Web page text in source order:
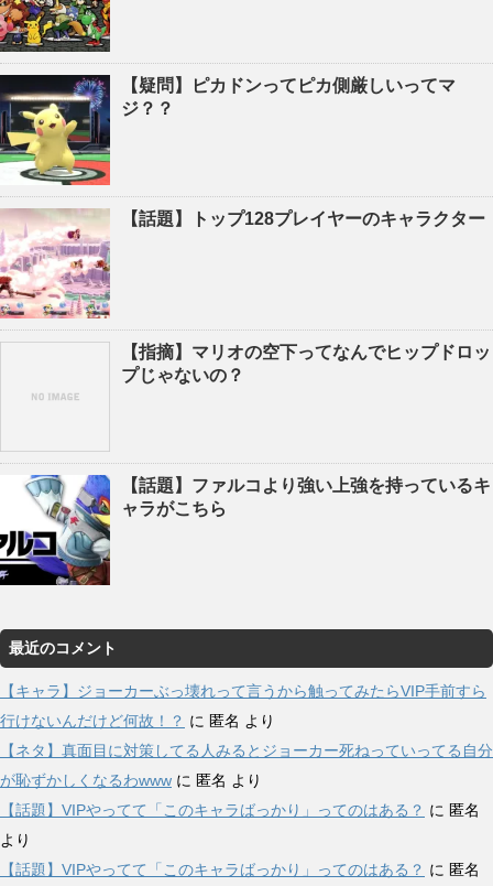
【疑問】ピカドンってピカ側厳しいってマ
ジ？？
【話題】トップ128プレイヤーのキャラクター
【指摘】マリオの空下ってなんでヒップドロッ
プじゃないの？
【話題】ファルコより強い上強を持っているキ
ャラがこちら
最近のコメント
【キャラ】ジョーカーぶっ壊れって言うから触ってみたらVIP手前すら
行けないんだけど何故！？ に 匿名 より
【ネタ】真面目に対策してる人みるとジョーカー死ねっていってる自分
が恥ずかしくなるわwww に 匿名 より
【話題】VIPやってて「このキャラばっかり」ってのはある？ に 匿名
より
【話題】VIPやってて「このキャラばっかり」ってのはある？ に 匿名